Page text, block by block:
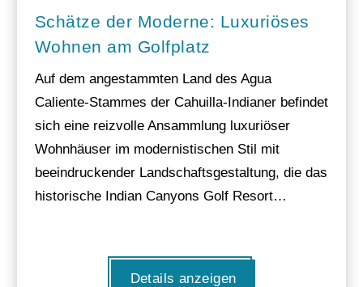
Schätze der Moderne: Luxuriöses
Wohnen am Golfplatz
Auf dem angestammten Land des Agua
Caliente-Stammes der Cahuilla-Indianer befindet
sich eine reizvolle Ansammlung luxuriöser
Wohnhäuser im modernistischen Stil mit
beeindruckender Landschaftsgestaltung, die das
historische Indian Canyons Golf Resort…
Details anzeigen